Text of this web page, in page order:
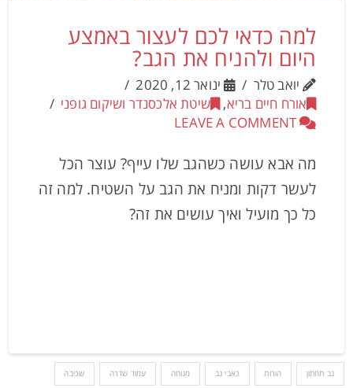
למה כדאי לכם לעצור באמצע
היום ולהניח את הגב?
יואב טלר
ינואר 12, 2020
אורח חיים בריא, שיטת אלכסנדר ושיקום גופני
LEAVE A COMMENT
מה אבא עושה כשהגב שלו עייף? עוצר הכל
לעשר דקות ומניח את הגב על השטיח. למה זה
כל כך מועיל ואיך עושים את זה?
גב תחתון הורות כאבי גב מנוחה עמוד שדרה שכיבה